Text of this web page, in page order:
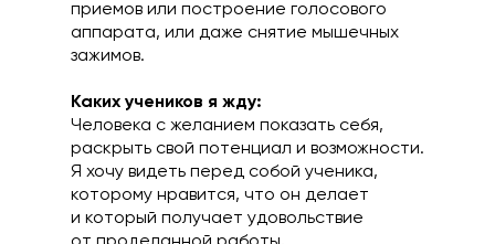
приемов или построение голосового
аппарата, или даже снятие мышечных
зажимов.
Каких учеников я жду:
Человека с желанием показать себя,
раскрыть свой потенциал и возможности.
Я хочу видеть перед собой ученика,
которому нравится, что он делает
и который получает удовольствие